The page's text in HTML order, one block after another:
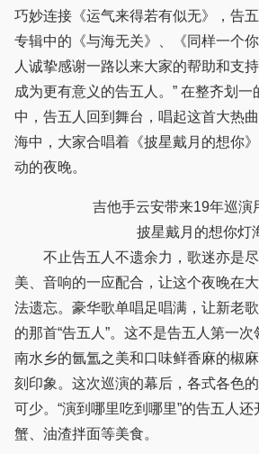
巧妙连接《运气来得若有似无》，告
专辑中的《与海无关》、《同样一个
人诚挚感谢一路以来大家的帮助和支
成为更有意义的告五人。” 在整齐划一
中，告五人回到舞台，唱起这首大热
海中，大家合唱着《披星戴月的想你
动的夜晚。
吉他手云安带来19年巡演
披星戴月的想你灯
不止告五人不遗余力，歌迷亦是尽
美、音响的一应配合，让这个夜晚在
法遗忘。豪华歌单唱足唱满，让新老
的那首“告五人”。这不是告五人第一
南水乡的氤氲之美和口味鲜香麻的椒
刻印象。这次巡演的幕后，各式各色
可少。“演到哪里吃到哪里”的告五人
蟹、油渣拌面等美食。